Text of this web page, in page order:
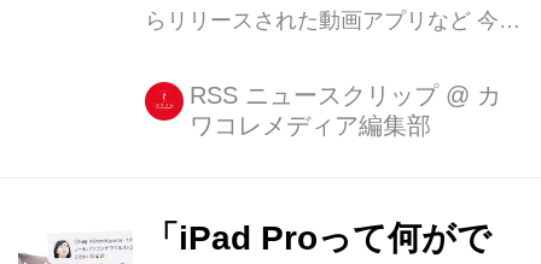
らリリースされた動画アプリなど 今週
をランキングでご紹介! 1位にはレッ
ド・ドット・デザイン賞でスマホケー
アプリ「Clips」がランクイン。 [...]
RSS ニュースクリップ @ カ
ワコレメディア編集部
「iPad Proって何がで